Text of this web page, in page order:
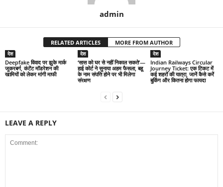
admin
RELATED ARTICLES MORE FROM AUTHOR
देश
Deepfake विवाद पर झुके मार्क
जुकरबर्ग, कंटेंट मॉडरेशन की
खामियों को लेकर मांगी माफी
देश
‘सास को घर से नहीं निकाल सकते’—
हाई कोर्ट ने सुनाया अहम फैसला, बहू
के नाम संपत्ति होने पर भी मिलेगा
संरक्षण
देश
Indian Railways Circular
Journey Ticket: एक टिकट में
कई शहरों की यात्रा, जानें कैसे करें
बुकिंग और कितना होगा फायदा
LEAVE A REPLY